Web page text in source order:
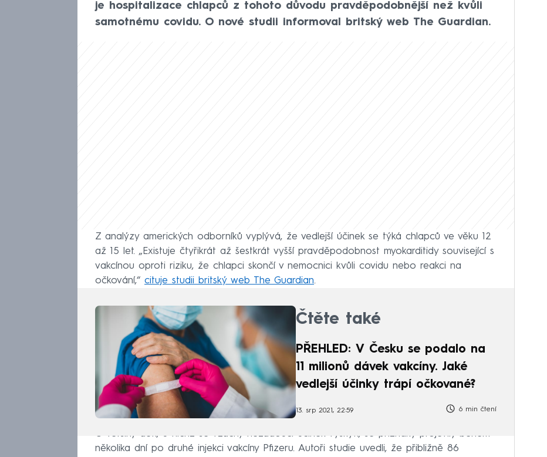
je hospitalizace chlapců z tohoto důvodu pravděpodobnější než kvůli
samotnému covidu. O nové studii informoval britský web The Guardian.
Z analýzy amerických odborníků vyplývá, že vedlejší účinek se týká chlapců ve věku 12
až 15 let. „Existuje čtyřikrát až šestkrát vyšší pravděpodobnost myokarditidy související s
vakcínou oproti riziku, že chlapci skončí v nemocnici kvůli covidu nebo reakci na
očkování,“ cituje studii britský web The Guardian.
Čtěte také
PŘEHLED: V Česku se podalo na
11 milionů dávek vakcíny. Jaké
vedlejší účinky trápí očkované?
13. srp 2021, 22:59 6 min čtení
U většiny dětí, u nichž se vzácný nežádoucí účinek vyskytl, se příznaky projevily během
několika dní po druhé injekci vakcíny Pfizeru. Autoři studie uvedli, že přibližně 86